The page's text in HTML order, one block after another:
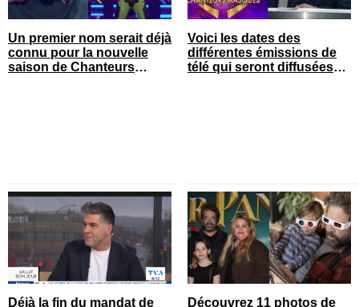
Un premier nom serait déjà
connu pour la nouvelle
saison de Chanteurs
Voici les dates des
différentes émissions de
télé qui seront diffusées
Déjà la fin du mandat de Découvrez 11 photos de